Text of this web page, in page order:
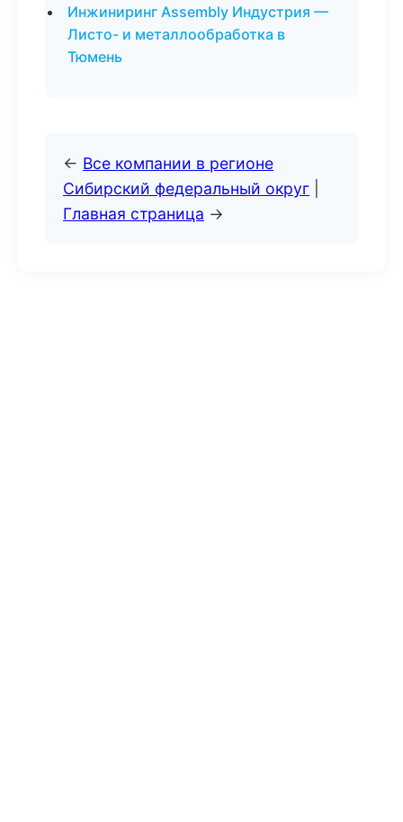
Инжиниринг Assembly Индустрия —
Листо- и металлообработка в
Тюмень
← Все компании в регионе
Сибирский федеральный округ
Главная страница →